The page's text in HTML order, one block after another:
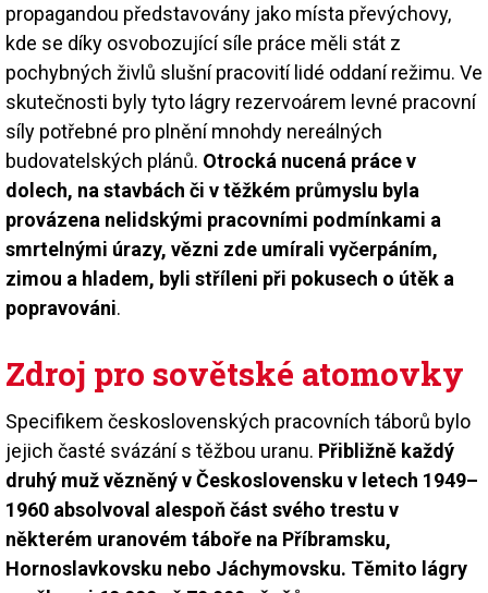
propagandou představovány jako místa převýchovy,
kde se díky osvobozující síle práce měli stát z
pochybných živlů slušní pracovití lidé oddaní režimu. Ve
skutečnosti byly tyto lágry rezervoárem levné pracovní
síly potřebné pro plnění mnohdy nereálných
budovatelských plánů. Otrocká nucená práce v
dolech, na stavbách či v těžkém průmyslu byla
provázena nelidskými pracovními podmínkami a
smrtelnými úrazy, vězni zde umírali vyčerpáním,
zimou a hladem, byli stříleni při pokusech o útěk a
popravováni.
Zdroj pro sovětské atomovky
Specifikem československých pracovních táborů bylo
jejich časté svázání s těžbou uranu. Přibližně každý
druhý muž vězněný v Československu v letech 1949–
1960 absolvoval alespoň část svého trestu v
některém uranovém táboře na Příbramsku,
Hornoslavkovsku nebo Jáchymovsku. Těmito lágry